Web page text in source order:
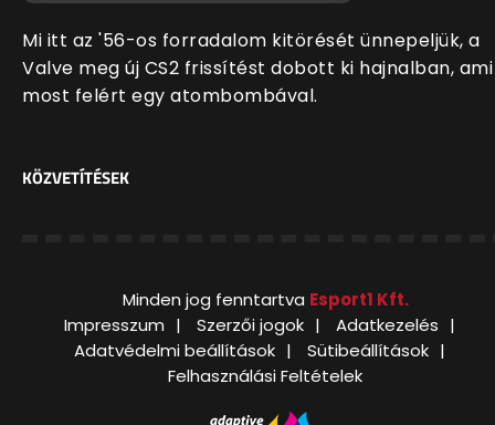
Mi itt az '56-os forradalom kitörését ünnepeljük, a
Valve meg új CS2 frissítést dobott ki hajnalban, ami
most felért egy atombombával.
KÖZVETÍTÉSEK
Minden jog fenntartva Esport1 Kft.
Impresszum
Szerzői jogok
Adatkezelés
Adatvédelmi beállítások
Sütibeállítások
Felhasználási Feltételek